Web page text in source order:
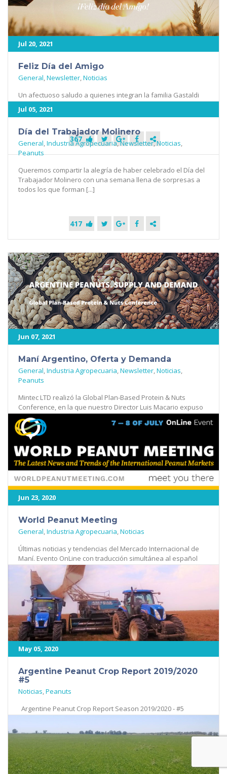
Jul 20, 2021
Feliz Día del Amigo
General Newsletter Noticias
Un afectuoso saludo a quienes integran la familia Gastaldi
Hnos. “Nuestra tradición, nuestro legado”. #DiaDelAmigo [...]
367
Jul 05, 2021
Día del Trabajador Molinero
General,Industria Agropecuaria,Newsletter,Noticias,
Peanuts
Queremos compartir la alegría de haber celebrado el Día del
Trabajador Molinero con una semana llena de sorpresas a
todos los que forman [...]
417
Jun 07, 2021
Maní Argentino, Oferta y Demanda
General Industria Agropecuaria Newsletter Noticias
Peanuts
Mintec LTD realizó la Global Plan-Based Protein & Nuts
Conference, en la que nuestro Director Luis Macario expuso
sobre el Maní [...]
441
Jun 23, 2020
World Peanut Meeting
General Industria Agropecuaria Noticias
Últimas noticias y tendencias del Mercado Internacional de
Maní. Evento OnLine con traducción simultánea al español
(opcional). Más [...]
562
May 05, 2020
Argentine Peanut Crop Report 2019/2020
#5
Noticias Peanuts
Argentine Peanut Crop Report Season 2019/2020 - #5
General Overview Although the state of the peanut crop in [...]
611